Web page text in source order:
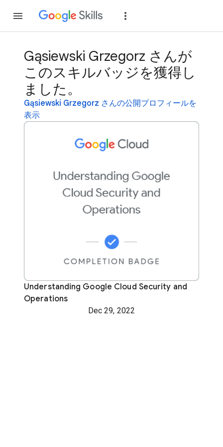
Gąsiewski Grzegorz さんが
このスキルバッジを獲得し
ました。
Gąsiewski Grzegorz さんの公開プロフィールを
表示